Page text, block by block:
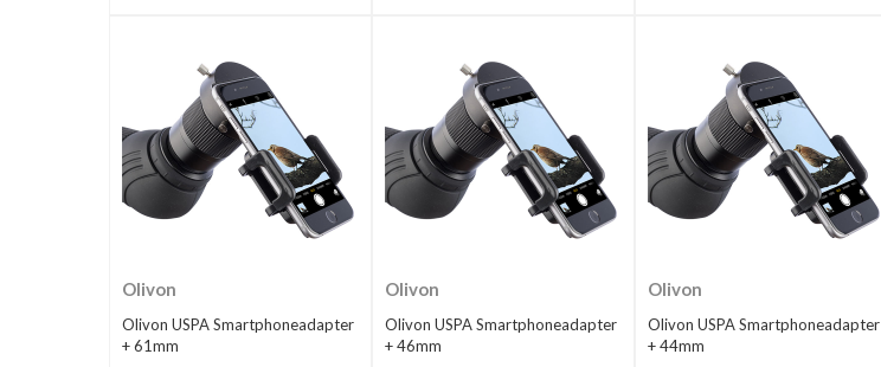
Olivon
Olivon USPA Smartphoneadapter
+ 61mm
Olivon
Olivon USPA Smartphoneadapter
+ 46mm
Olivon
Olivon USPA Smartphoneadapter
+ 44mm